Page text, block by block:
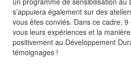
Liens
Témoignages
News
Evénements
s’appuiera également sur des
vous êtes conviés. Dans ce cadre,
vous leurs expériences et la
positivement au Développement
témoignages !